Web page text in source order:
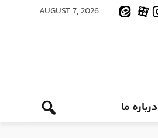
AUGUST 7, 2026
درباره ما